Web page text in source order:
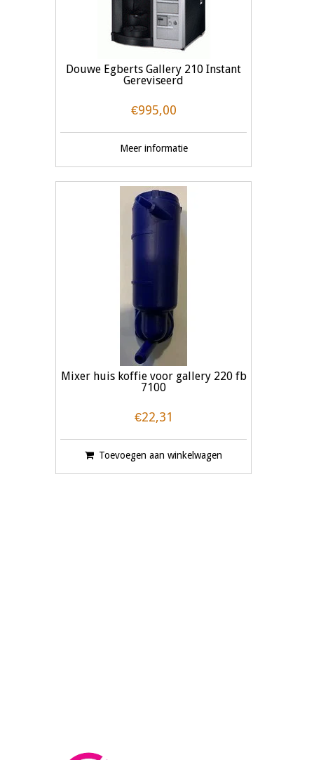
Douwe Egberts Gallery 210 Instant
Gereviseerd
€995,00
Meer informatie
Mixer huis koffie voor gallery 220 fb
7100
€22,31
Toevoegen aan winkelwagen